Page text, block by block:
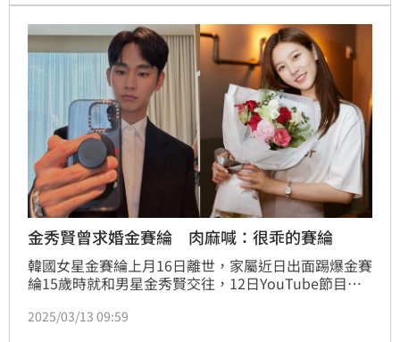
曾在2016年5月21日官宣戀情，只是當時並未被發現。
（記者唐家興）
金秀賢曾求婚金賽綸 肉麻喊：很乖的賽綸
韓國女星金賽綸上月16日離世，家屬近日出面踢爆金賽
綸15歲時就和男星金秀賢交往，12日YouTube節目
時寫給金賽綸的情書、傳給金賽綸在軍中的自拍照，以
2025/03/13 09:59